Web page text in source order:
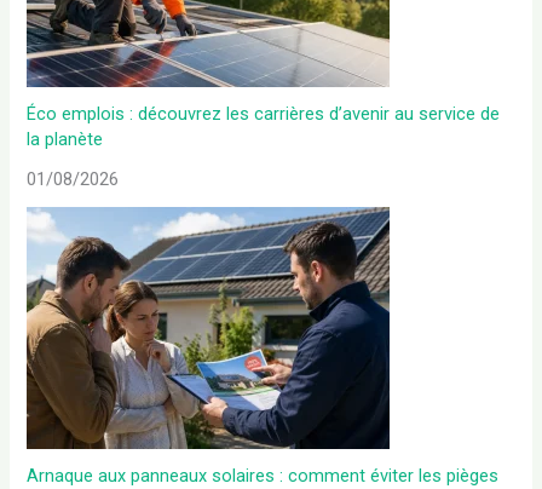
Éco emplois : découvrez les carrières d’avenir au service de
la planète
01/08/2026
Arnaque aux panneaux solaires : comment éviter les pièges